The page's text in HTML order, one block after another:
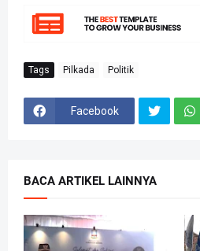
Tags Pilkada Politik
Facebook
BACA ARTIKEL LAINNYA